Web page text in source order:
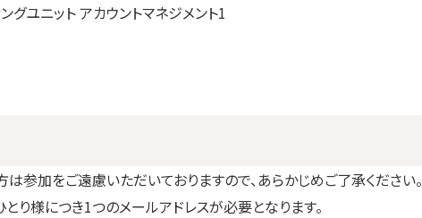
グユニット アカウントマネジメント1
参加をご遠慮いただいておりますので、あらかじめご了承ください。
り様につき1つのメールアドレスが必要となります。